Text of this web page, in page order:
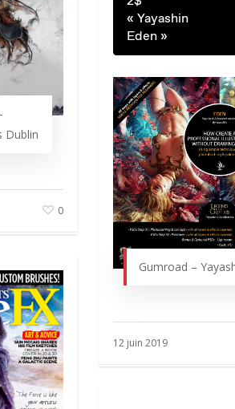
« Yayashin
Eden »
Gumroad –
12 juin 2019
Dublin
0